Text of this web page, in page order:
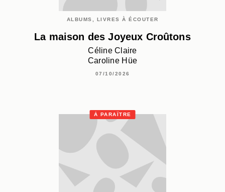
ALBUMS, LIVRES À ÉCOUTER
La maison des Joyeux Croûtons
Céline Claire
Caroline Hüe
07/10/2026
À PARAÎTRE